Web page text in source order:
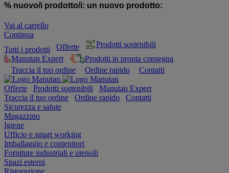
% nuovo/i prodotto/i: un nuovo prodotto:
Vai al carrello
Continua
Tutti i prodotti
Offerte
Prodotti sostenibili
Manutan Expert
Prodotti in pronta consegna
Traccia il tuo ordine
Ordine rapido Contatti
Offerte Prodotti sostenibili
Manutan Expert
Traccia il tuo ordine
Ordine rapido
Contatti
Sicurezza e salute
Magazzino
Igiene
Ufficio e smart working
Imballaggio e contenitori
Forniture industriali e utensili
Spazi esterni
Ristorazione